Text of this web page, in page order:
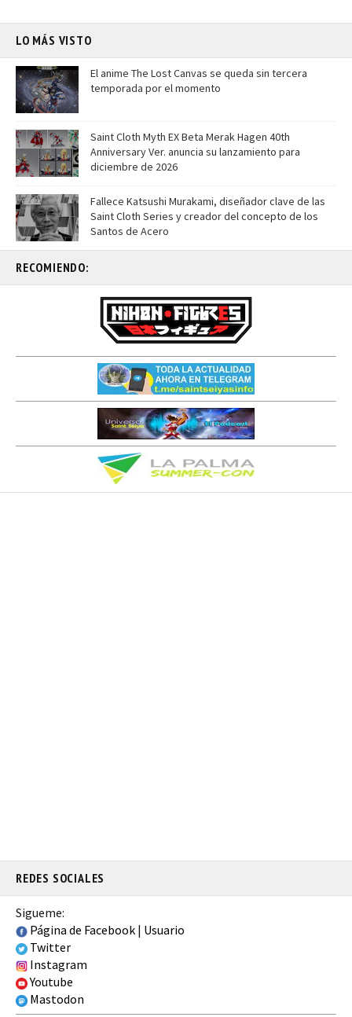
LO MÁS VISTO
El anime The Lost Canvas se queda sin tercera
temporada por el momento
Saint Cloth Myth EX Beta Merak Hagen 40th
Anniversary Ver. anuncia su lanzamiento para
diciembre de 2026
Fallece Katsushi Murakami, diseñador clave de las
Saint Cloth Series y creador del concepto de los
Santos de Acero
RECOMIENDO:
REDES SOCIALES
Sigueme:
Página de Facebook | Usuario
Twitter
Instagram
Youtube
Mastodon